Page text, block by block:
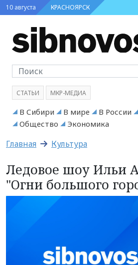
10 августа КРАСНОЯРСК
СТАТЬИ МКР-МЕДИА
В Сибири В мире В России
Общество
Экономика
Главная Культура
Ледовое шоу Ильи
"Огни большого